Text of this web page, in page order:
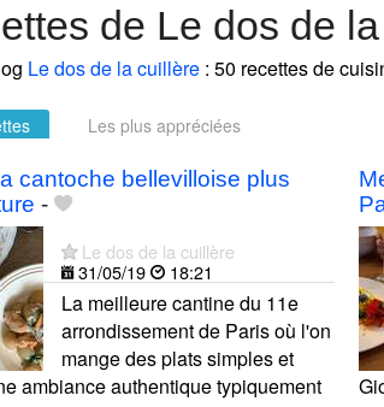
de Le dos de
Le dos de la cuillère : 50 recettes de
Les plus appréciées
cantoche bellevilloise plus
-
Le dos de la cuillère
31/05/19
18:21
La meilleure cantine du 11e
arrondissement de Paris où l'on
mange des plats simples et
ambiance authentique typiquement